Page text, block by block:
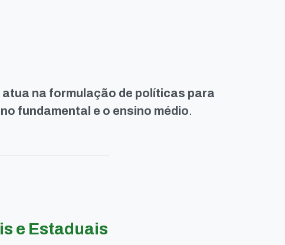
atua na formulação de políticas para
fundamental e o ensino médio.
e Estaduais